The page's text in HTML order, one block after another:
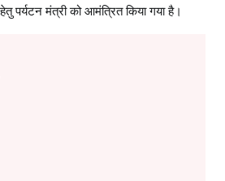
हेतु पर्यटन मंत्री को आमंत्रित किया गया है।